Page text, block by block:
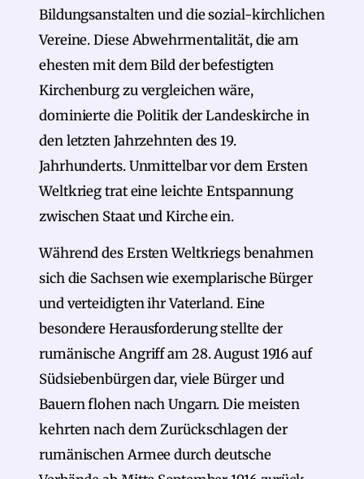
Bildungsanstalten und die sozial-kirchlichen
Vereine. Diese Abwehrmentalität, die am
ehesten mit dem Bild der befestigten
Kirchenburg zu vergleichen wäre,
dominierte die Politik der Landeskirche in
den letzten Jahrzehnten des 19.
Jahrhunderts. Unmittelbar vor dem Ersten
Weltkrieg trat eine leichte Entspannung
zwischen Staat und Kirche ein.
Während des Ersten Weltkriegs benahmen
sich die Sachsen wie exemplarische Bürger
und verteidigten ihr Vaterland. Eine
besondere Herausforderung stellte der
rumänische Angriff am 28. August 1916 auf
Südsiebenbürgen dar, viele Bürger und
Bauern flohen nach Ungarn. Die meisten
kehrten nach dem Zurückschlagen der
rumänischen Armee durch deutsche